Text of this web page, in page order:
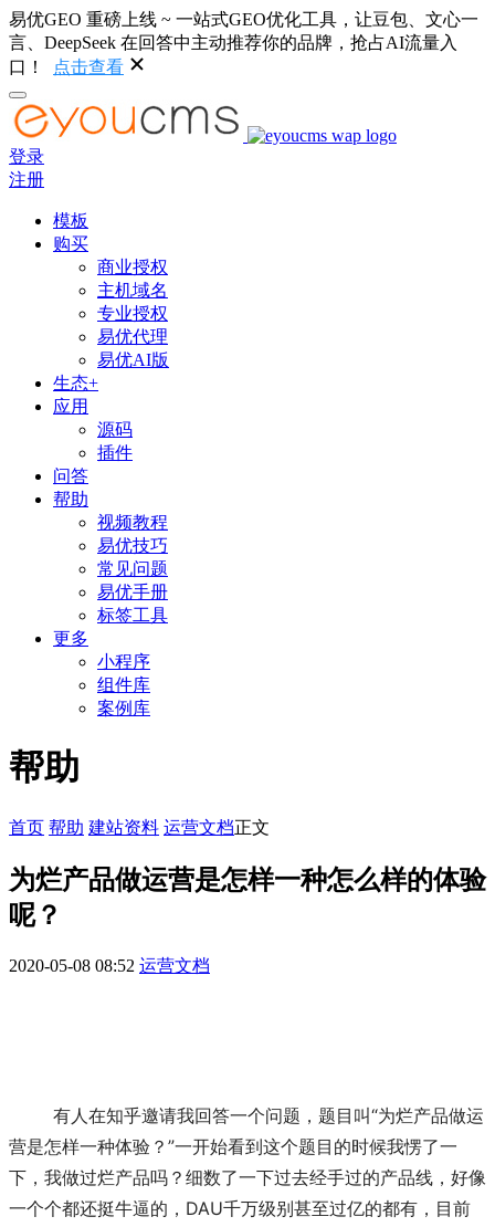
易优GEO 重磅上线 ~ 一站式GEO优化工具，让豆包、文心一
言、DeepSeek 在回答中主动推荐你的品牌，抢占AI流量入
口！
点击查看
登录
注册
模板
购买
商业授权
主机域名
专业授权
易优代理
易优AI版
生态+
应用
源码
插件
问答
帮助
视频教程
易优技巧
常见问题
易优手册
标签工具
更多
小程序
组件库
案例库
帮助
首页 帮助 建站资料 运营文档正文
为烂产品做运营是怎样一种怎么样的体验
呢？
2020-05-08 08:52 运营文档
营是怎样一种体验？”一开始看到这个题目的时候我愣了一
下，我做过烂产品吗？细数了一下过去经手过的产品线，好像
一个个都还挺牛逼的，DAU千万级别甚至过亿的都有，目前